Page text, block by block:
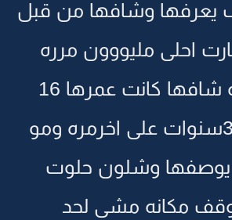
يعرفها وشافها من قبل
احلى مليووون مرره
كبرت اخر مره شافها كانت عمرها 16
والحين مرت 3سنوات على اخرمره ومو
وشلون حلوت
مكانه مشى لحد